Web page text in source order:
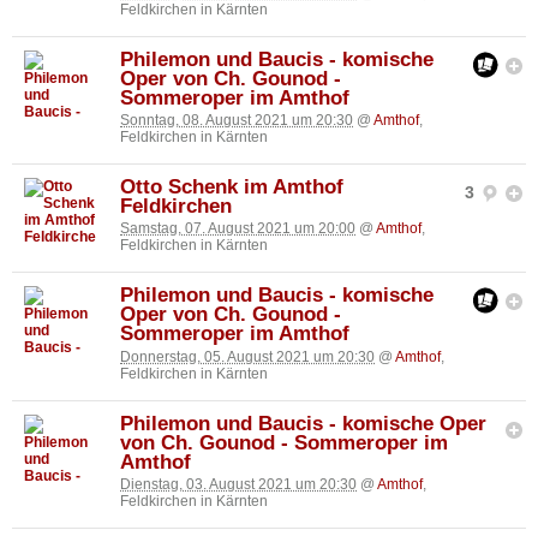
Feldkirchen in Kärnten
Philemon und Baucis - komische
Oper von Ch. Gounod -
Sommeroper im Amthof
Sonntag, 08. August 2021 um 20:30 @ Amthof,
Feldkirchen in Kärnten
3
Otto Schenk im Amthof
Feldkirchen
Samstag, 07. August 2021 um 20:00 @ Amthof,
Feldkirchen in Kärnten
Philemon und Baucis - komische
Oper von Ch. Gounod -
Sommeroper im Amthof
Donnerstag, 05. August 2021 um 20:30 @ Amthof,
Feldkirchen in Kärnten
Philemon und Baucis - komische Oper
von Ch. Gounod - Sommeroper im
Amthof
Dienstag, 03. August 2021 um 20:30 @ Amthof,
Feldkirchen in Kärnten